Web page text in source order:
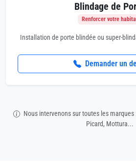
Blindage de
Renforcer votre
Installation de porte blindée ou super-
Demander un
Nous intervenons sur toutes les marques
Picard, Mottura...